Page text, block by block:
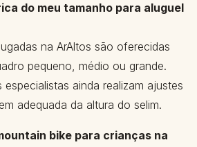
do meu tamanho para aluguel
na ArAltos são oferecidas
pequeno, médio ou grande.
ainda realizam ajustes
adequada da altura do selim.
bike para crianças na